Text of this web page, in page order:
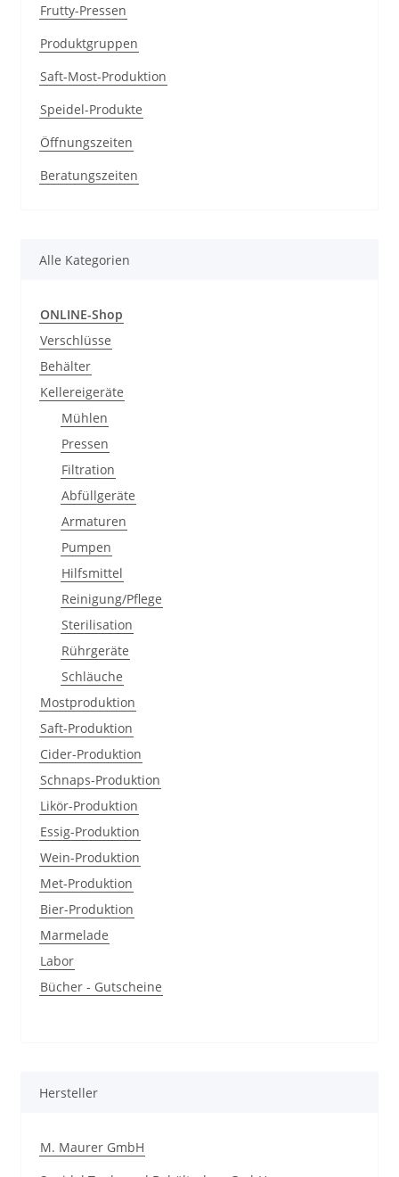
Frutty-Pressen
Produktgruppen
Saft-Most-Produktion
Speidel-Produkte
Öffnungszeiten
Beratungszeiten
Alle Kategorien
ONLINE-Shop
Verschlüsse
Behälter
Kellereigeräte
Mühlen
Pressen
Filtration
Abfüllgeräte
Armaturen
Pumpen
Hilfsmittel
Reinigung/Pflege
Sterilisation
Rührgeräte
Schläuche
Mostproduktion
Saft-Produktion
Cider-Produktion
Schnaps-Produktion
Likör-Produktion
Essig-Produktion
Wein-Produktion
Met-Produktion
Bier-Produktion
Marmelade
Labor
Bücher - Gutscheine
Hersteller
M. Maurer GmbH